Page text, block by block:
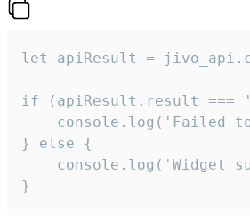
let apiResult =
if (apiResult.result
console.log('Failed
} else {
console.log('Widget
}